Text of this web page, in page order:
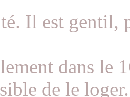
Il est gentil,
dans le
de le